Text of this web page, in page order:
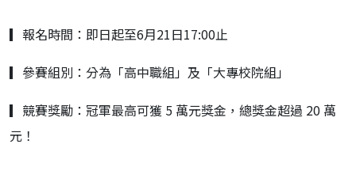
▎報名時間：即日起至6月21日17:00止
▎參賽組別：分為「高中職組」及「大專校院組」
▎競賽獎勵：冠軍最高可獲 5 萬元獎金，總獎金超過 20 萬
元！